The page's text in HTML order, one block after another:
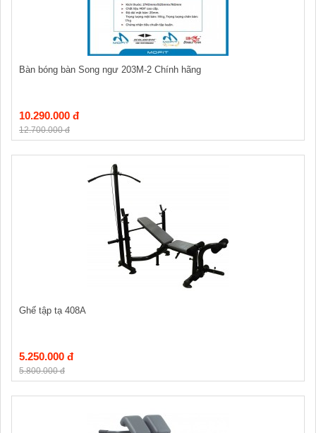
Bàn bóng bàn Song ngư 203M-2 Chính hãng
10.290.000 đ
12.700.000 đ
Ghế tập tạ 408A
5.250.000 đ
5.800.000 đ